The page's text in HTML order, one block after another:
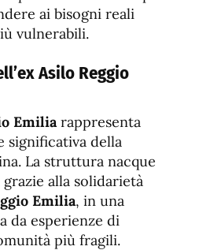
ai bisogni reali
vulnerabili.
Asilo Reggio
Emilia rappresenta
significativa della
La struttura nacque
alla solidarietà
Emilia, in una
da esperienze di
più fragili.